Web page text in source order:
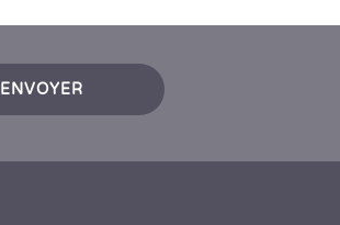
ENVOYER